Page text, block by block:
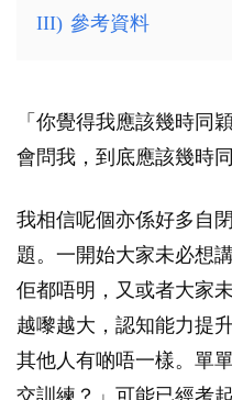
III) 參考資料
「你覺得我應該幾時同
會問我，到底應該幾時
我相信呢個亦係好多自
題。一開始大家未必想
佢都唔明，又或者大家
越嚟越大，認知能力提
其他人有啲唔一樣。單